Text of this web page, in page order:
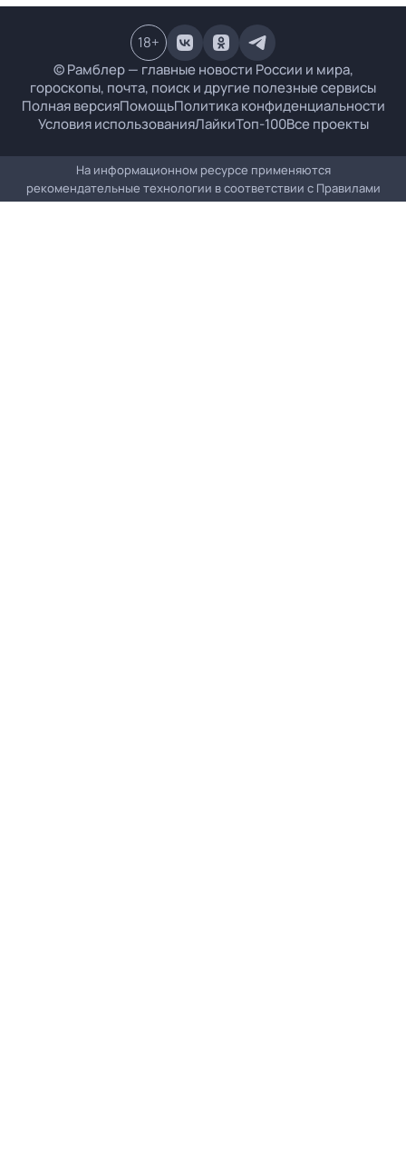
© Рамблер — главные новости России и мира,
гороскопы, почта, поиск и другие полезные сервисы
Полная версияПомощьПолитика конфиденциальности
Условия использованияЛайкиТоп-100Все проекты
18+
На информационном ресурсе применяются
рекомендательные технологии в соответствии с Правилами